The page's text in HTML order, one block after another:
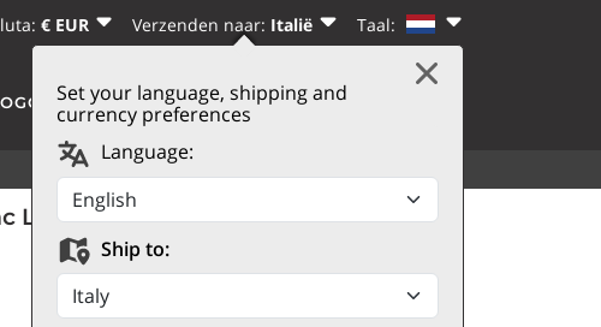
€ EUR Verzenden naar: Italië Taal:
Set your language, shipping and
currency preferences
Language:
Ship to:
| REGISTREREN WINKELWAGEN
MEER
Les Hautés 2022 Jean-Marc